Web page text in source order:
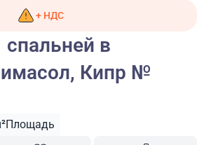
+ НДС
спальней в
Кипр №
Площадь